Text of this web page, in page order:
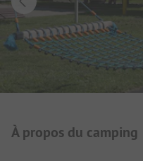
Présentation du
À propos du camping